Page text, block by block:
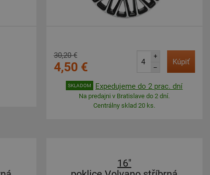
30,20 €
4,50 €
+
–
Kúpiť
SKLADOM Expedujeme do 2 prac. dní
Na predajni v Bratislave do 2 dní.
Centrálny sklad 20 ks.
16"